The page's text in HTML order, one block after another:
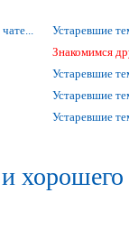
Устаревшие
Знакомимся
Устаревшие
Устаревшие
Устаревшие
хорошего